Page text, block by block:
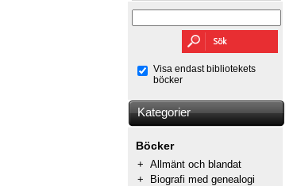
Visa endast bibliotekets
böcker
Kategorier
Böcker
+ Allmänt och blandat
+
Biografi med genealogi